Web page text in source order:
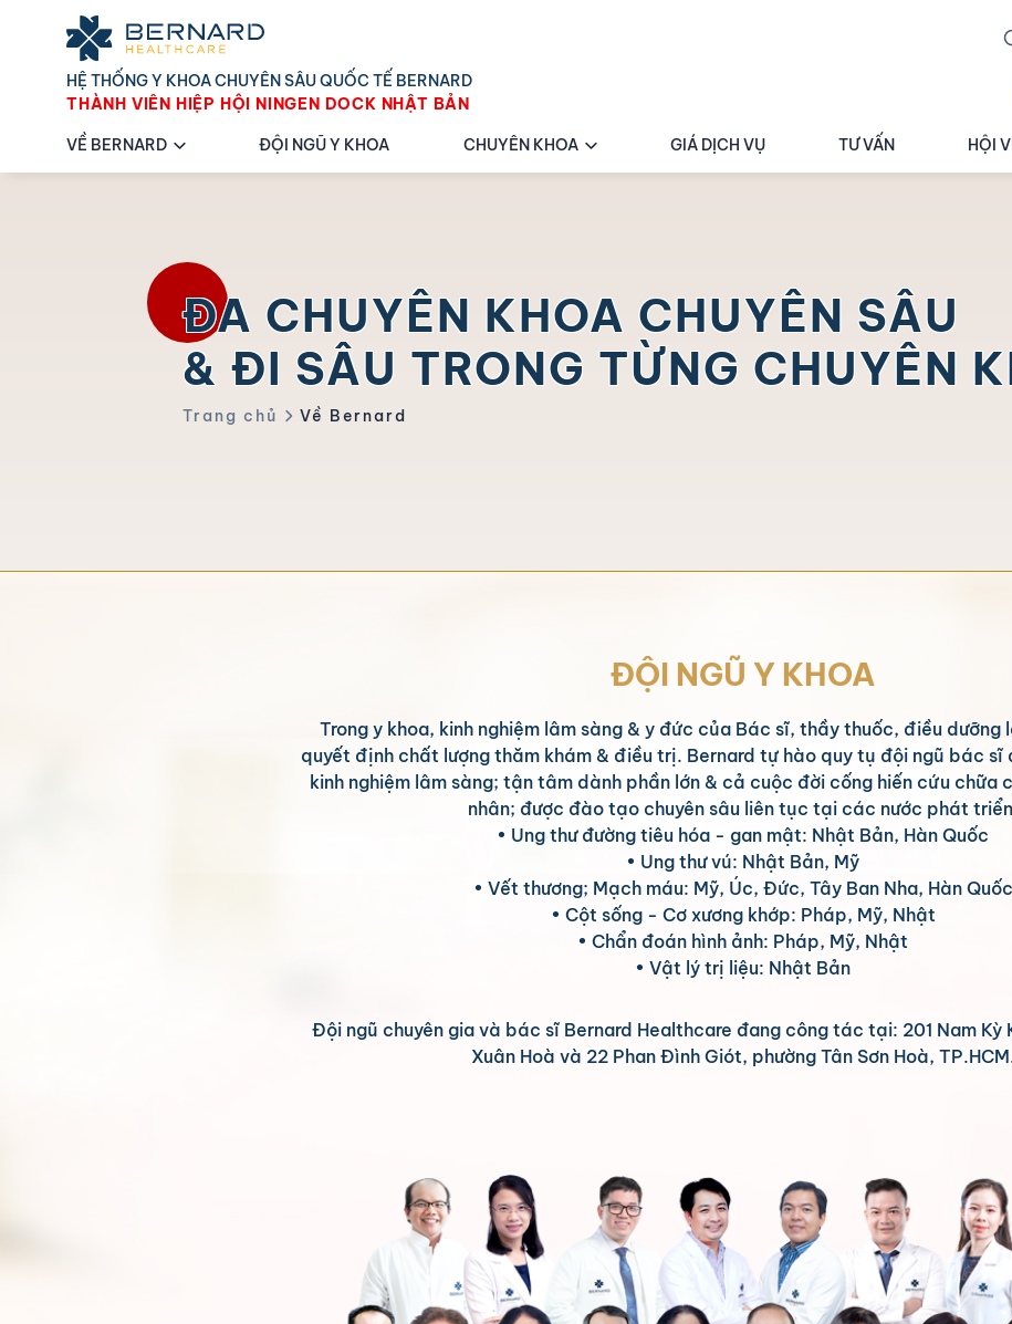
HỆ THỐNG Y KHOA CHUYÊN SÂU QUỐC TẾ BERNARD
THÀNH VIÊN HIỆP HỘI NINGEN DOCK NHẬT BẢN
VỀ BERNARD ĐỘI NGŨ Y KHOA CHUYÊN KHOA GIÁ DỊCH VỤ TƯ VẤN HỘI
ĐA CHUYÊN KHOA CHUYÊN SÂU
& ĐI SÂU TRONG TỪNG CHUYÊN
Trang chủ Về Bernard
ĐỘI NGŨ Y KHOA
Trong y khoa, kinh nghiệm lâm sàng & y đức của Bác sĩ, thầy thuốc, điều dưỡng
quyết định chất lượng thăm khám & điều trị. Bernard tự hào quy tụ đội ngũ bác sĩ
kinh nghiệm lâm sàng; tận tâm dành phần lớn & cả cuộc đời cống hiến cứu chữa
nhân; được đào tạo chuyên sâu liên tục tại các nước phát
• Ung thư đường tiêu hóa - gan mật: Nhật Bản, Hàn Quốc
• Ung thư vú: Nhật Bản, Mỹ
• Vết thương; Mạch máu: Mỹ, Úc, Đức, Tây Ban Nha, Hàn Quốc
• Cột sống - Cơ xương khớp: Pháp, Mỹ, Nhật
• Chẩn đoán hình ảnh: Pháp, Mỹ, Nhật
• Vật lý trị liệu: Nhật Bản
Đội ngũ chuyên gia và bác sĩ Bernard Healthcare đang công tác tại: 201 Nam Kỳ
Xuân Hoà và 22 Phan Đình Giót, phường Tân Sơn Hoà,